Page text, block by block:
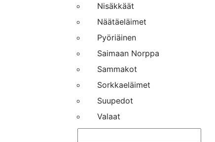
Nisäkkäät
Näätäeläimet
Pyöriäinen
Saimaan Norppa
Sammakot
Sorkkaeläimet
Suupedot
Valaat